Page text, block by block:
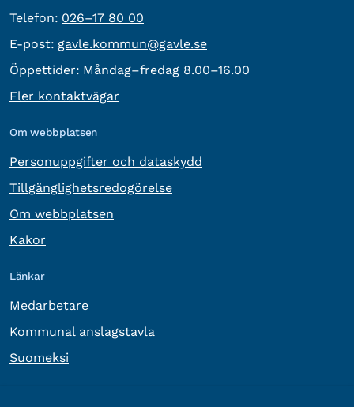
Telefon: Telefon:
026–17 80 00
E-post: E-post:
gavle.kommun@gavle.se
Öppettider: Måndag–fredag 8.00–16.00
Fler kontaktvägar
Om webbplatsen
Personuppgifter och dataskydd
Tillgänglighetsredogörelse
Om webbplatsen
Kakor
Länkar
Medarbetare
Kommunal anslagstavla
Suomeksi